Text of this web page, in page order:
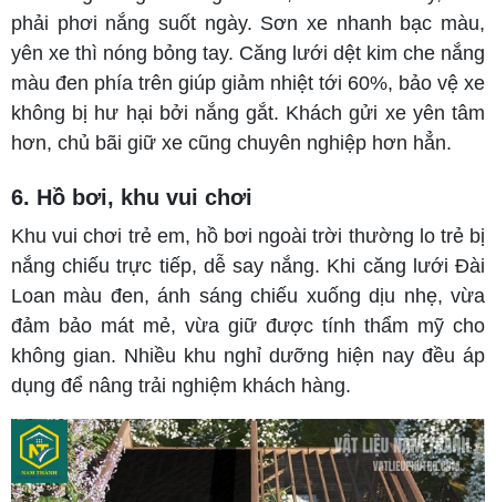
phải phơi nắng suốt ngày. Sơn xe nhanh bạc màu,
yên xe thì nóng bỏng tay. Căng lưới dệt kim che nắng
màu đen phía trên giúp giảm nhiệt tới 60%, bảo vệ xe
không bị hư hại bởi nắng gắt. Khách gửi xe yên tâm
hơn, chủ bãi giữ xe cũng chuyên nghiệp hơn hẳn.
6. Hồ bơi, khu vui chơi
Khu vui chơi trẻ em, hồ bơi ngoài trời thường lo trẻ bị
nắng chiếu trực tiếp, dễ say nắng. Khi căng lưới Đài
Loan màu đen, ánh sáng chiếu xuống dịu nhẹ, vừa
đảm bảo mát mẻ, vừa giữ được tính thẩm mỹ cho
không gian. Nhiều khu nghỉ dưỡng hiện nay đều áp
dụng để nâng trải nghiệm khách hàng.